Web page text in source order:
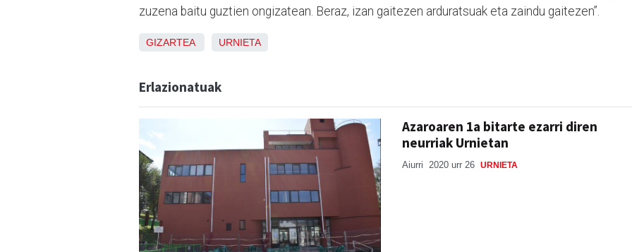
zuzena baitu guztien ongizatean. Beraz, izan gaitezen arduratsuak eta zaindu gaitezen”.
GIZARTEA URNIETA
Erlazionatuak
Azaroaren 1a bitarte ezarri diren
neurriak Urnietan
Aiurri 2020 urr 26 URNIETA